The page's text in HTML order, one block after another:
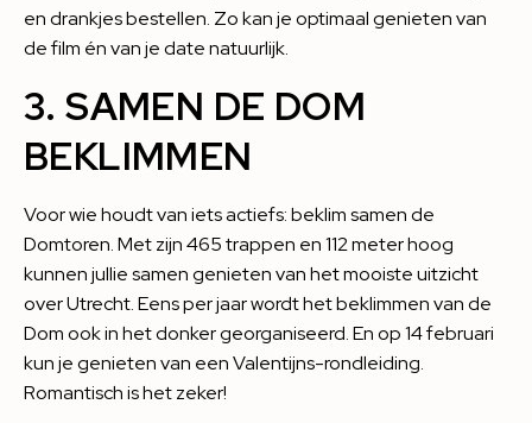
en drankjes bestellen. Zo kan je optimaal genieten van
de film én van je date natuurlijk.
3. SAMEN DE DOM
BEKLIMMEN
Voor wie houdt van iets actiefs: beklim samen de
Domtoren. Met zijn 465 trappen en 112 meter hoog
kunnen jullie samen genieten van het mooiste uitzicht
over Utrecht. Eens per jaar wordt hetbeklimmen van de
Domook in het donker georganiseerd. En op 14 februari
kun je genieten van een Valentijns-rondleiding.
Romantisch is het zeker!